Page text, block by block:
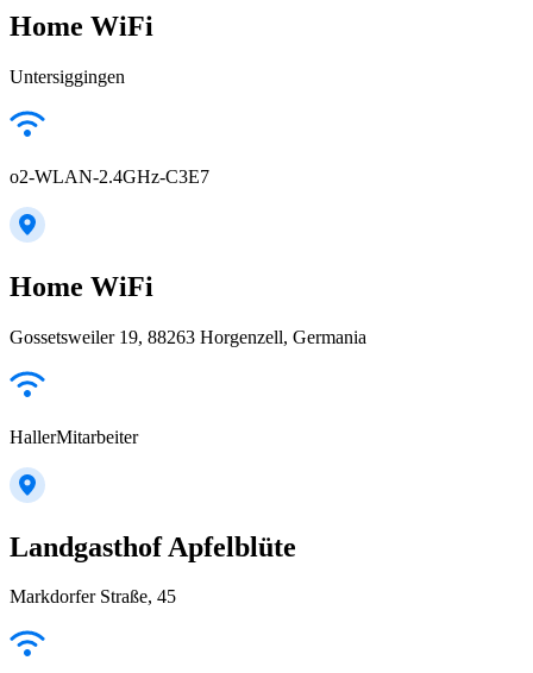
Home WiFi
Untersiggingen
o2-WLAN-2.4GHz-C3E7
Home WiFi
Gossetsweiler 19, 88263 Horgenzell, Germania
HallerMitarbeiter
Landgasthof Apfelblüte
Markdorfer Straße, 45